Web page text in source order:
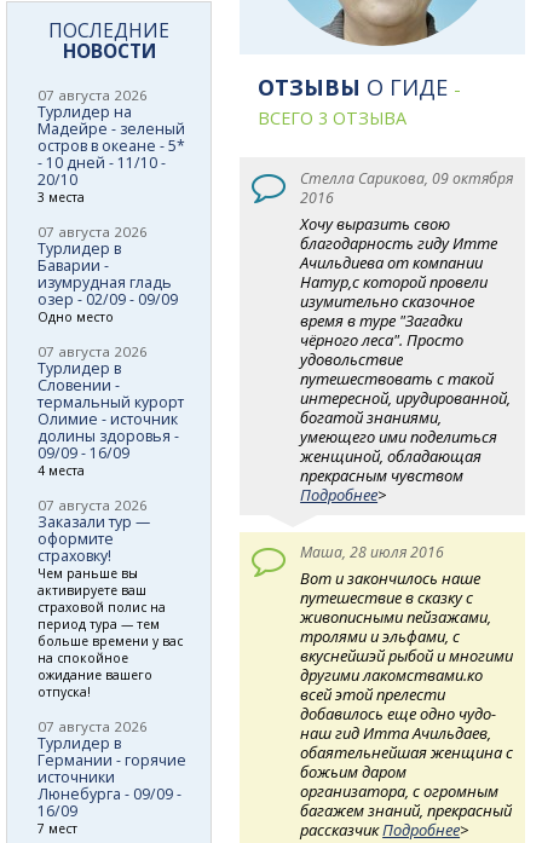
ОТЗЫВЫ О ГИДЕ -
ВСЕГО 3 ОТЗЫВА
Стелла Сарикова, 09 октября
2016
Хочу выразить свою
благодарность гиду Итте
Ачильдиева от компании
Натур,с которой провели
изумительно сказочное
время в туре "Загадки
чёрного леса". Просто
удовольствие
путешествовать с такой
интересной, ирудированной,
богатой знаниями,
умеющего ими поделиться
женщиной, обладающая
прекрасным чувством
Подробнее>
Маша, 28 июля 2016
Вот и закончилось наше
путешествие в сказку с
живописными пейзажами,
тролями и эльфами, с
вкуснейшэй рыбой и многими
другими лакомствами.ко
всей этой прелести
добавилось еще одно чудо-
наш гид Итта Ачильдаев,
обаятельнейшая женщина с
божьим даром
организатора, с огромным
багажем знаний, прекрасный
рассказчикПодробнее>
ПОСЛЕДНИЕ
НОВОСТИ
07 августа 2026
Турлидер на
Мадейре - зеленый
остров в океане - 5*
- 10 дней - 11/10 -
20/10
3 места
07 августа 2026
Турлидер в
Баварии -
изумрудная гладь
озер - 02/09 - 09/09
Одно место
07 августа 2026
Турлидер в
Словении -
термальный курорт
Олимие - источник
долины здоровья -
09/09 - 16/09
4 места
07 августа 2026
Заказали тур —
оформите
страховку!
Чем раньше вы
активируете ваш
страховой полис на
период тура — тем
больше времени у вас
на спокойное
ожидание вашего
отпуска!
07 августа 2026
Турлидер в
Германии - горячие
источники
Люнебурга - 09/09 -
16/09
7 мест